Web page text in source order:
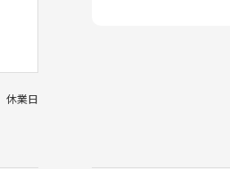
休業日